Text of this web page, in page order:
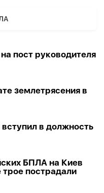
пост руководителя
землетрясения в
в должность
БПЛА на Киев
пострадали